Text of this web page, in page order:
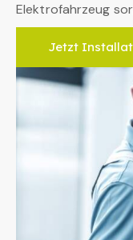
Elektrofahrzeug
Jetzt